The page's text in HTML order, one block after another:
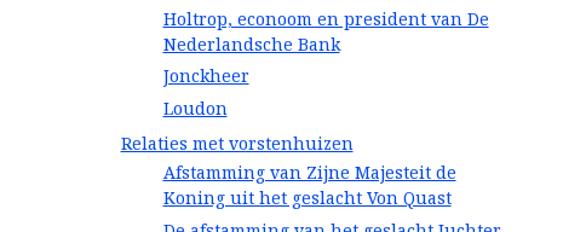
Holtrop, econoom en president van De
Nederlandsche Bank
Jonckheer
Loudon
Relaties met vorstenhuizen
Afstamming van Zijne Majesteit de
Koning uit het geslacht Von Quast